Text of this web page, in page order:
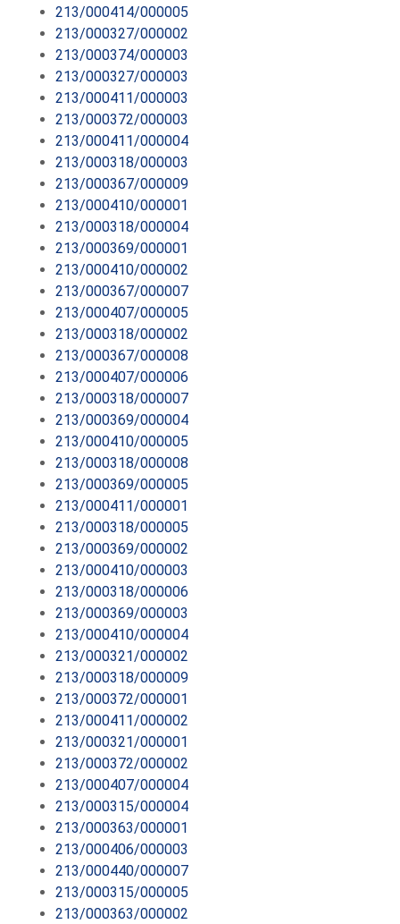
213/000414/000005
213/000327/000002
213/000374/000003
213/000327/000003
213/000411/000003
213/000372/000003
213/000411/000004
213/000318/000003
213/000367/000009
213/000410/000001
213/000318/000004
213/000369/000001
213/000410/000002
213/000367/000007
213/000407/000005
213/000318/000002
213/000367/000008
213/000407/000006
213/000318/000007
213/000369/000004
213/000410/000005
213/000318/000008
213/000369/000005
213/000411/000001
213/000318/000005
213/000369/000002
213/000410/000003
213/000318/000006
213/000369/000003
213/000410/000004
213/000321/000002
213/000318/000009
213/000372/000001
213/000411/000002
213/000321/000001
213/000372/000002
213/000407/000004
213/000315/000004
213/000363/000001
213/000406/000003
213/000440/000007
213/000315/000005
213/000363/000002